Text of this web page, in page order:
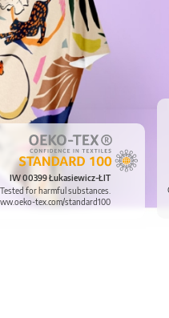
IW 00399 Łukasiewicz-ŁIT
Tested for harmful substances.
tex.com/standard100